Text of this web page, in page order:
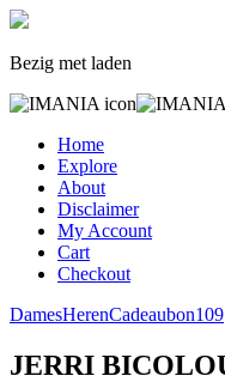
Bezig met laden
Home
Explore
About
Disclaimer
My Account
Cart
Checkout
DamesHerenCadeaubon109
JERRI